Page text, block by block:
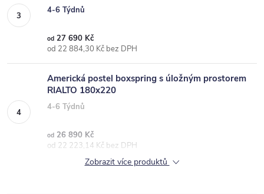
4-6 Týdnů
od 27 690 Kč
od 22 884,30 Kč bez DPH
Americká postel boxspring s úložným prostorem
RIALTO 180x220
4-6 Týdnů
od 26 890 Kč
od 22 223,14 Kč bez DPH
Zobrazit více produktů